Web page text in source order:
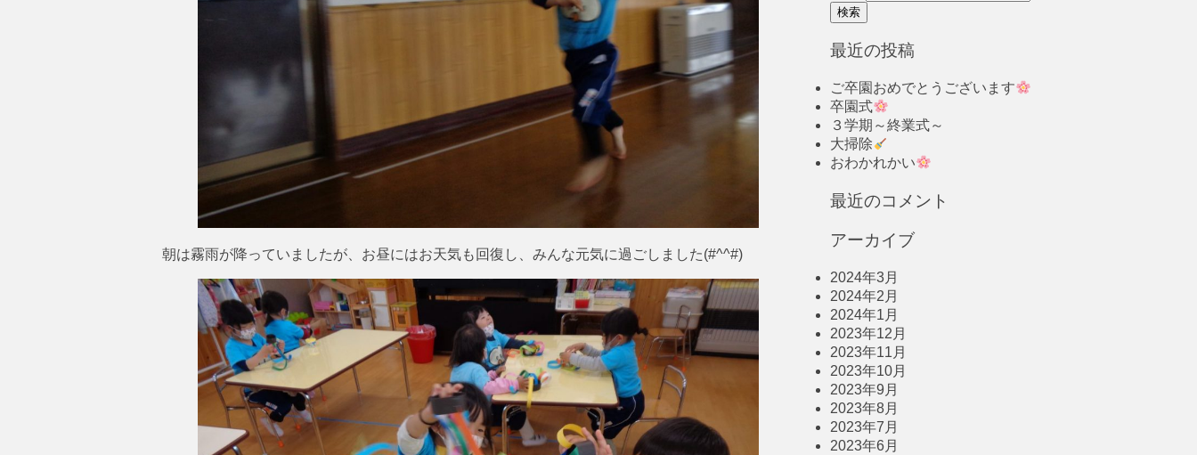
朝は霧雨が降っていましたが、お昼にはお天気も回復し、みんな元気に過ごしました(#^^#)
最近の投稿
ご卒園おめでとうございます
卒園式
３学期～終業式～
大掃除
おわかれかい
最近のコメント
アーカイブ
2024年3月
2024年2月
2024年1月
2023年12月
2023年11月
2023年10月
2023年9月
2023年8月
2023年7月
2023年6月